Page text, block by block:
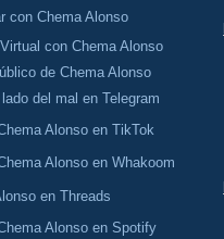
con Chema Alonso
con Chema Alonso
de Chema Alonso
del mal en Telegram
Alonso en TikTok
Alonso en Whakoom
en Threads
Alonso en Spotify